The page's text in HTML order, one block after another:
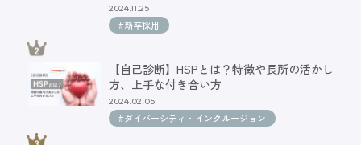
2024.11.25
#新卒採用
【自己診断】HSPとは？特徴や長所の活かし
方、上手な付き合い方
2024.02.05
#ダイバーシティ・インクルージョン